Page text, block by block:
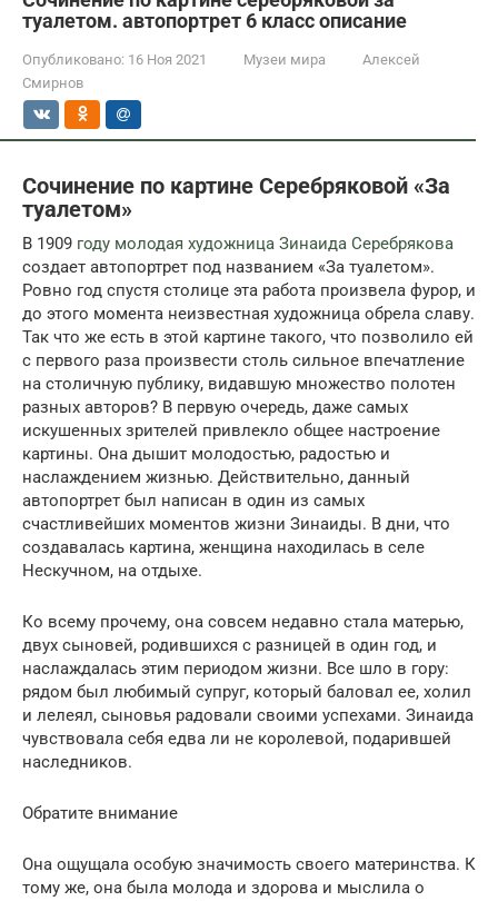
туалетом. автопортрет 6 класс описание
Опубликовано: 16 Ноя 2021 Музеи мира
Алексей
Смирнов
Сочинение по картине Серебряковой «За
туалетом»
В 1909 году молодая художница Зинаида Серебрякова
создает автопортрет под названием «За туалетом».
Ровно год спустя столице эта работа произвела фурор, и
до этого момента неизвестная художница обрела славу.
Так что же есть в этой картине такого, что позволило ей
с первого раза произвести столь сильное впечатление
на столичную публику, видавшую множество полотен
разных авторов? В первую очередь, даже самых
искушенных зрителей привлекло общее настроение
картины. Она дышит молодостью, радостью и
наслаждением жизнью. Действительно, данный
автопортрет был написан в один из самых
счастливейших моментов жизни Зинаиды. В дни, что
создавалась картина, женщина находилась в селе
Нескучном, на отдыхе.
Ко всему прочему, она совсем недавно стала матерью,
двух сыновей, родившихся с разницей в один год, и
наслаждалась этим периодом жизни. Все шло в гору:
рядом был любимый супруг, который баловал ее, холил
и лелеял, сыновья радовали своими успехами. Зинаида
чувствовала себя едва ли не королевой, подарившей
наследников.
Обратите внимание
Она ощущала особую значимость своего материнства. К
тому же, она была молода и здорова и мыслила о